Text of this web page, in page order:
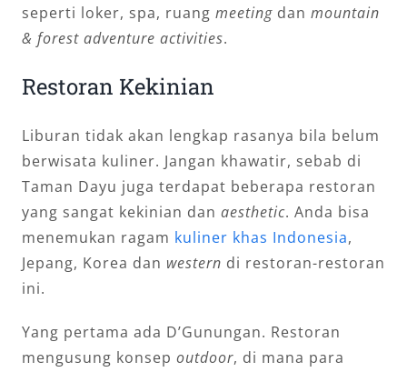
seperti loker, spa, ruang meetingdan mountain
& forest adventure activities.
Restoran Kekinian
Liburan tidak akan lengkap rasanya bila belum
berwisata kuliner. Jangan khawatir, sebab di
Taman Dayu juga terdapat beberapa restoran
yang sangat kekinian dan aesthetic. Anda bisa
menemukan ragam kuliner khas Indonesia,
Jepang, Korea dan western di restoran-restoran
ini.
Yang pertama ada D’Gunungan. Restoran
mengusung konsep outdoor, di mana para